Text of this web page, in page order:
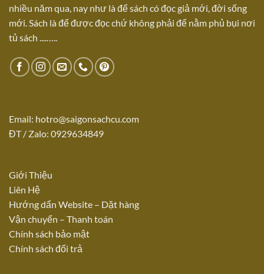
nhiều năm qua, nay như là để sách có đọc giả mới, đời sống
mới. Sách là để được đọc chứ không phải để nằm phủ bụi nơi
tủ sách ....…..
Email: hotro@saigonsachcu.com
ĐT / Zalo: 0929634849
Giới Thiệu
Liên Hệ
Hướng dẩn Website – Dặt hàng
Vận chuyển – Thanh toán
Chính sách bảo mật
Chính sách đổi trả